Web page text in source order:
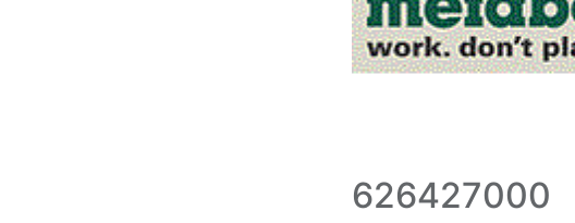
626427000